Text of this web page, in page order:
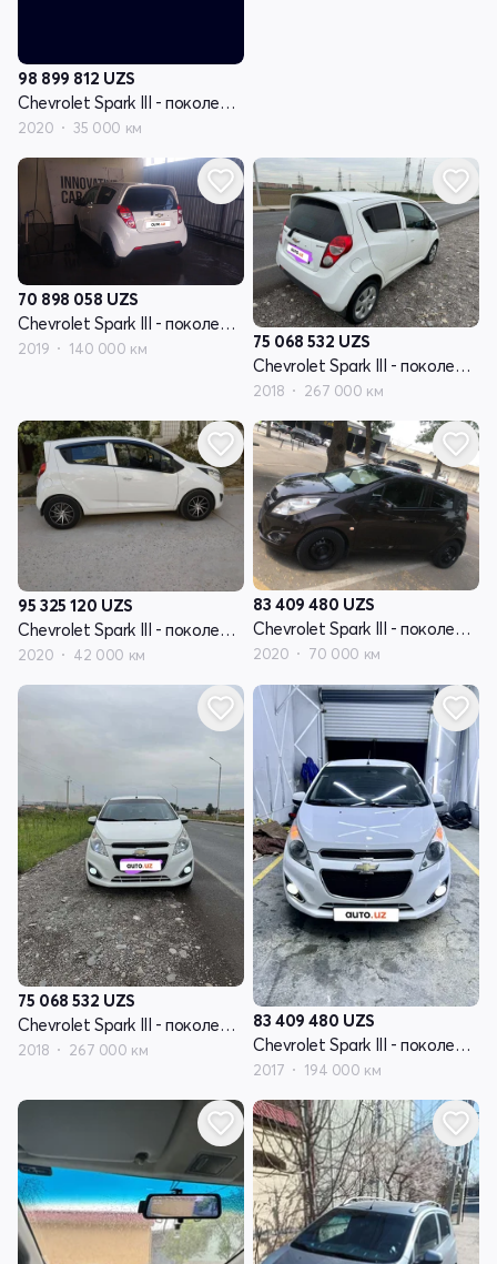
98 899 812 UZS
Chevrolet Spark III - поколение
2020 35 000 км
70 898 058 UZS
Chevrolet Spark III - поколение
2019 140 000 км 75 068 532 UZS
Chevrolet Spark III - поколение
2018 267 000 км
95 325 120 UZS
Chevrolet Spark III - поколение
2020 42 000 км
83 409 480 UZS
Chevrolet Spark III - поколение
2020 70 000 км
75 068 532 UZS
Chevrolet Spark III - поколение
2018 267 000 км
83 409 480 UZS
Chevrolet Spark III - поколение
2017 194 000 км